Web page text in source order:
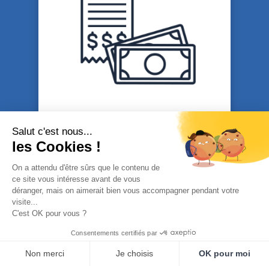
NOUVELLE MENTIONS
OBLIGATOIRES SUR LA FICHE DE
Publié le 27 février 2023
Salut c'est nous...
les Cookies !
On a attendu d'être sûrs que le contenu de
ce site vous intéresse avant de vous
déranger, mais on aimerait bien vous accompagner pendant votre
visite...
C'est OK pour vous ?
Consentements certifiés par
Non merci Je choisis OK pour moi